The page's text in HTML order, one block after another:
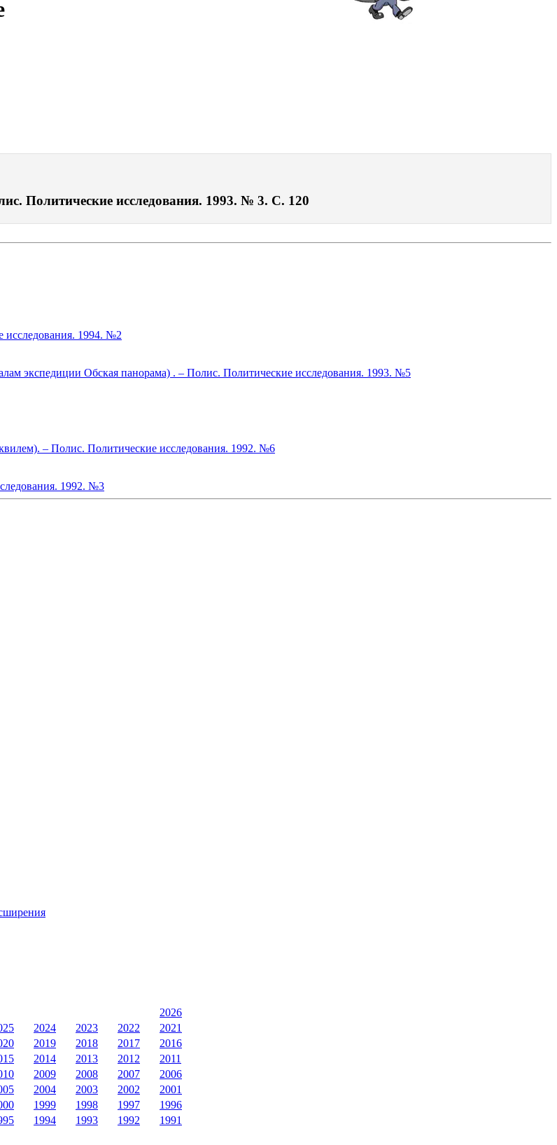
Политические исследования. 1993. № 3. С. 120
исследования. 1994. №2
экспедиции Обская панорама) . – Полис. Политические исследования. 1993. №5
– Полис. Политические исследования. 1992. №6
1992. №3
2026
2024 2023 2022
2021
2019 2018 2017
2016
2014 2013 2012
2011
2009 2008 2007
2006
2004 2003 2002
2001
1999 1998 1997
1996
1994 1993 1992 1991